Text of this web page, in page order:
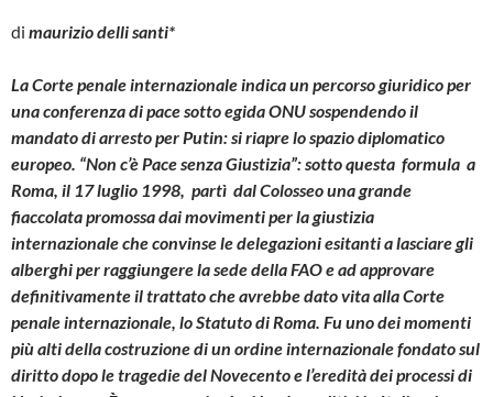
di maurizio delli santi*
La Corte penale internazionale indica un percorso giuridico per
una conferenza di pace sotto egida ONU sospendendo il
mandato di arresto per Putin: si riapre lo spazio diplomatico
europeo. “Non c’è Pace senza Giustizia”: sotto questa formula a
Roma, il 17 luglio 1998, partì dal Colosseo una grande
fiaccolata promossa dai movimenti per la giustizia
internazionale che convinse le delegazioni esitanti a lasciare gli
alberghi per raggiungere la sede della FAO e ad approvare
definitivamente il trattato che avrebbe dato vita alla Corte
penale internazionale, lo Statuto di Roma. Fu uno dei momenti
più alti della costruzione di un ordine internazionale fondato sul
diritto dopo le tragedie del Novecento e l’eredità dei processi di